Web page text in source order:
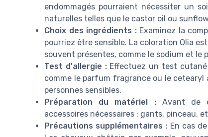
endommagés pourraient nécessiter un
naturelles telles que le castor oil ou
Choix des ingrédients :Examinez la
pourriez être sensible. La coloration Olia
souvent présentes, comme le sodium et le
Test d'allergie :Effectuez un test cutané
comme le parfum fragrance ou le
personnes sensibles.
Préparation du matériel :Avant de
accessoires nécessaires : gants, pinceau,
Précautions supplémentaires :En cas